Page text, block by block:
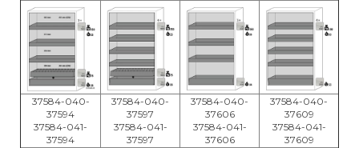
37584-040-
37594
37584-041-
37594
37584-040-
37597
37584-041-
37597
37584-040-
37606
37584-041-
37606
37584-040-
37609
37584-041-
37609